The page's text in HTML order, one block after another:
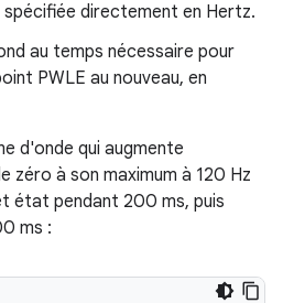
directement en Hertz.
au temps nécessaire pour
PWLE au nouveau, en
d'onde qui augmente
zéro à son maximum à 120 Hz
état pendant 200 ms, puis
ms :